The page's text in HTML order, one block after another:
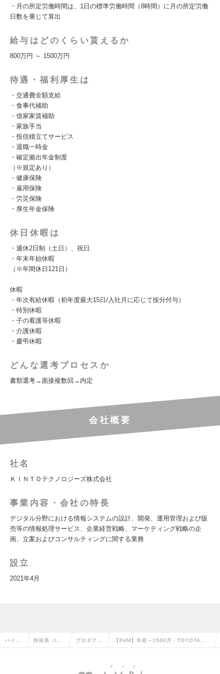
・月の所定労働時間は、1日の標準労働時間（8時間）に月の所定労働
日数を乗じて算出
給与はどのくらい貰えるか
800万円 ～ 1500万円
待遇・福利厚生は
・交通費全額支給
・食事代補助
・借家家賃補助
・家族手当
・投信積立てサービス
・退職一時金
・確定拠出年金制度
（※規定あり）
・健康保険
・雇用保険
・労災保険
・厚生年金保険
休日休暇は
・週休2日制（土日）、祝日
・年末年始休暇
（※年間休日121日）
休暇
・年次有給休暇（初年度最大15日/入社月に応じて按分付与）
・特別休暇
・子の看護等休暇
・介護休暇
・慶弔休暇
どんな選考プロセスか
書類選考→面接複数回→内定
会社概要
社名
ＫＩＮＴＯテクノロジーズ株式会社
事業内容・会社の特長
デジタル分野における情報システムの設計、開発、運用管理および販
売等の情報処理サービス、企業経営戦略、マーケティング戦略の企
画、立案およびコンサルティングに関する業務
設立
2021年4月
ハイク 技術系（I プロダクト
ーの転職
【PdM】年収～1500万・TOYOTAグ
｜東京・大阪・名古屋の求人情報